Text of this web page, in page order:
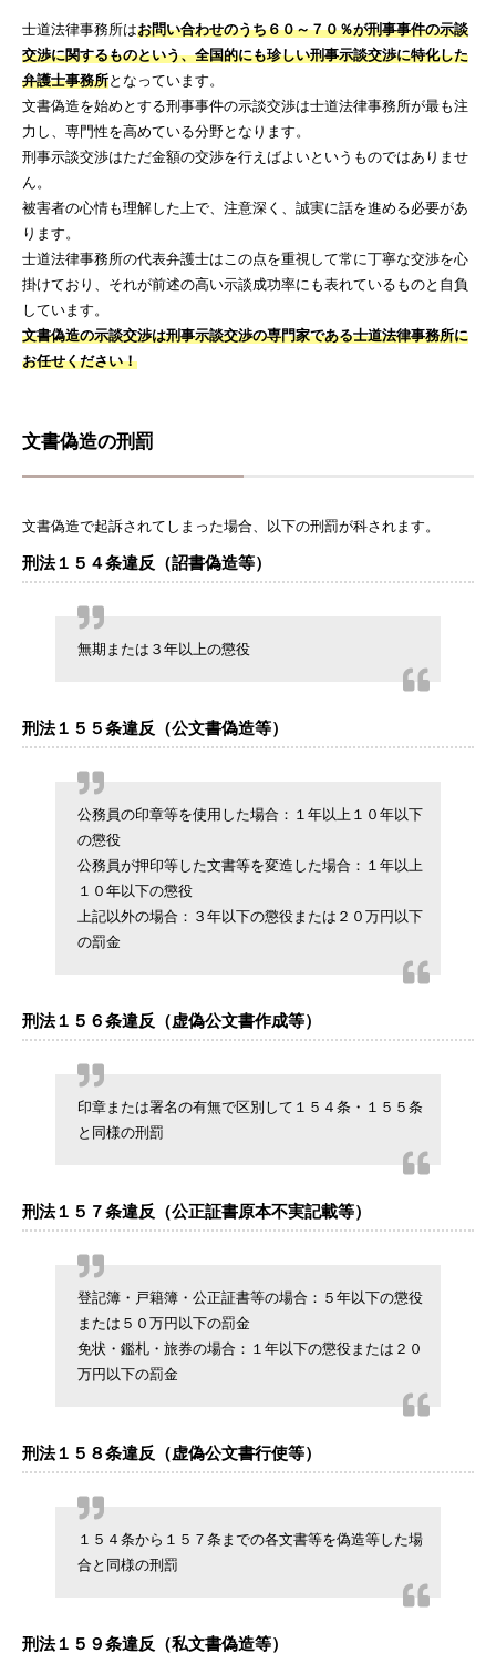
士道法律事務所はお問い合わせのうち６０～７０％が刑事事件の示談
交渉に関するものという、全国的にも珍しい刑事示談交渉に特化した
弁護士事務所となっています。
文書偽造を始めとする刑事事件の示談交渉は士道法律事務所が最も注
力し、専門性を高めている分野となります。
刑事示談交渉はただ金額の交渉を行えばよいというものではありませ
ん。
被害者の心情も理解した上で、注意深く、誠実に話を進める必要があ
ります。
士道法律事務所の代表弁護士はこの点を重視して常に丁寧な交渉を心
掛けており、それが前述の高い示談成功率にも表れているものと自負
しています。
文書偽造の示談交渉は刑事示談交渉の専門家である士道法律事務所に
お任せください！
文書偽造の刑罰
文書偽造で起訴されてしまった場合、以下の刑罰が科されます。
刑法１５４条違反（詔書偽造等）
無期または３年以上の懲役
刑法１５５条違反（公文書偽造等）
公務員の印章等を使用した場合：１年以上１０年以下
の懲役
公務員が押印等した文書等を変造した場合：１年以上
１０年以下の懲役
上記以外の場合：３年以下の懲役または２０万円以下
の罰金
刑法１５６条違反（虚偽公文書作成等）
印章または署名の有無で区別して１５４条・１５５条
と同様の刑罰
刑法１５７条違反（公正証書原本不実記載等）
登記簿・戸籍簿・公正証書等の場合：５年以下の懲役
または５０万円以下の罰金
免状・鑑札・旅券の場合：１年以下の懲役または２０
万円以下の罰金
刑法１５８条違反（虚偽公文書行使等）
１５４条から１５７条までの各文書等を偽造等した場
合と同様の刑罰
刑法１５９条違反（私文書偽造等）